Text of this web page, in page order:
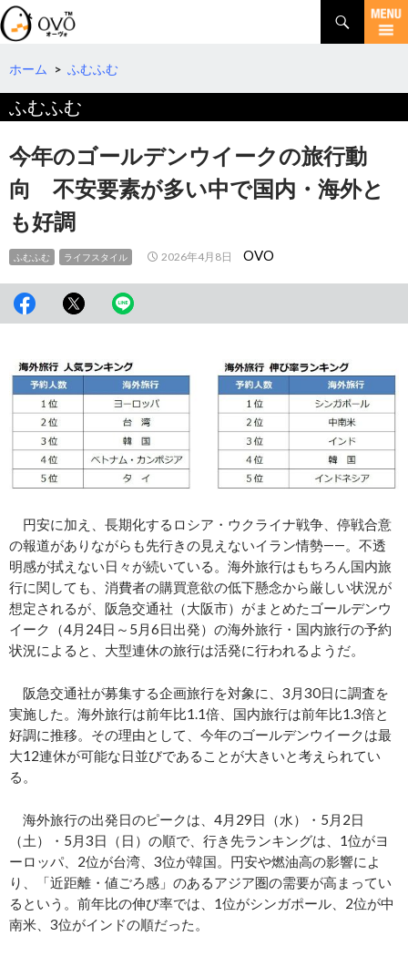
検
索
コ
テ
へ
ホーム > ふむふむ
ふむふむ
今年のゴールデンウイークの旅行動
向 不安要素が多い中で国内・海外と
も好調
ふむふむ ライフスタイル 2026年4月8日 OVO
円安に加え、長期化するロシア・ウクライナ戦争、停戦合意
の報道がありながらも先行きの見えないイラン情勢――。不透
明感が拭えない日々が続いている。海外旅行はもちろん国内旅
行に関しても、消費者の購買意欲の低下懸念から厳しい状況が
想定されるが、阪急交通社（大阪市）がまとめたゴールデンウ
イーク（4月24日～5月6日出発）の海外旅行・国内旅行の予約
状況によると、大型連休の旅行は活発に行われるようだ。
阪急交通社が募集する企画旅行を対象に、3月30日に調査を
実施した。海外旅行は前年比1.1倍、国内旅行は前年比1.3倍と
好調に推移。その理由として、今年のゴールデンウイークは最
大12連休が可能な日並びであることが大きいと考えられてい
る。
海外旅行の出発日のピークは、4月29日（水）・5月2日
（土）・5月3日（日）の順で、行き先ランキングは、1位がヨ
ーロッパ、2位が台湾、3位が韓国。円安や燃油高の影響によ
り、「近距離・値ごろ感」のあるアジア圏の需要が高まってい
るという。前年比の伸び率では、1位がシンガポール、2位が中
南米、3位がインドの順だった。